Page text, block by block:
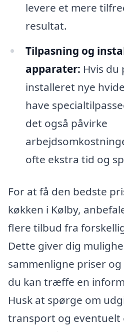
levere et mere
resultat.
Tilpasning og
apparater: Hvis
installeret nye
have
det også påvirke
ofte ekstra tid og
For at få den bedste
køkken i Kølby,
flere tilbud fra
Dette giver dig
sammenligne priser og
du kan træffe en
Husk at spørge om
transport og eventuelt